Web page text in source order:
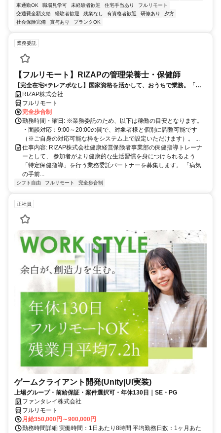
車通勤OK
職場見学可 未経験者歓迎 住宅手当あり
フルリモート
交通費全額支給
経験者歓迎 残業なし 有資格者歓迎 研修あり
夕方
社会保険完備
賞与あり ブランクOK
業務委託
【フルリモート】RIZAPの管理栄養士・保健師
【完全在宅×テレアポなし】国家資格を活かして、おうちで業務。「も
う一つの安心」を。主婦・Wワーカー活躍中！「平日の日中だけ」「夕
方以降の数時間だけ」など、生活リズムに合わせた時間調整が可能で
す。1件ごとの成果報酬型だから、頑張った分だけ手応えのある収入
に。充実のサポート体制で、安心の在宅ワークを始めませんか？
RIZAP株式会社
フルリモート
完全歩合制
勤務時間・曜日: ※業務委託のため、以下は稼働の目安となります。
・面談対応：9:00～20:00の間で、対象者様と個別に調整可能です
（※ご自身の対応可能な枠をシステム上で設定いただけます）。 ...
仕事内容: RIZAP株式会社健康経営保険者事業部の保健指導トレーナ
ーとして、 参加者がより健康的な生活習慣を身につけられるよう
「特定保健指導」を行う業務委託パートナーを募集します。 「病気
の手前...
シフト自由 フルリモート 完全歩合制
正社員
ゲームクライアント開発(Unity|UI実装)
上場グループ・前給保証・案件選択可・年休130日｜SE・PG
ファンタレイ株式会社
フルリモート
月給350,000円～900,000円
勤務時間詳細 実働時間：1日あたり8時間 平均勤務日数：1ヶ月あた